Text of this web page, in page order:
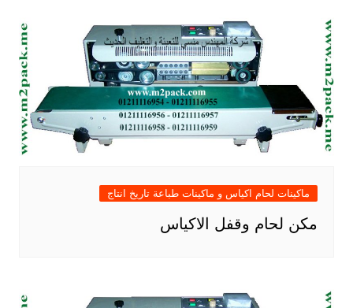
ماكينات لحام اكياس و ماكينات طباعة تاريخ انتاج
مكن لحام وقفل الاكياس